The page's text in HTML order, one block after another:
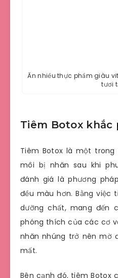
Ăn nhiều thực phẩm giàu
tươi
Tiêm Botox khắc
Tiêm Botox là một
môi bị nhăn sau khi
đánh giá là phương
đều màu hơn. Bằng
dưỡng chất, mang đến
phóng thích của các cơ
nhăn nhúng trở nên mờ
mất.
Bên cạnh đó, tiêm Botox